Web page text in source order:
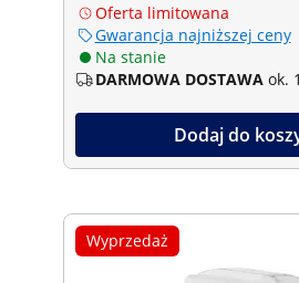
Oferta limitowana
Gwarancja najniższej ceny
Na stanie
DARMOWA DOSTAWA ok.
Dodaj do
Wyprzedaż